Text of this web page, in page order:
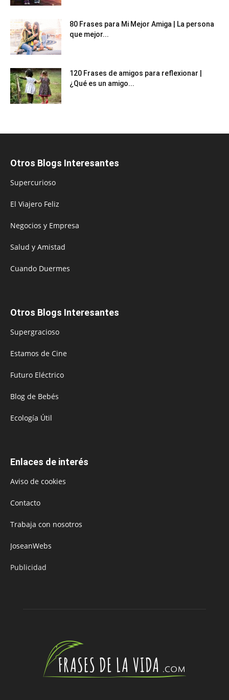
80 Frases para Mi Mejor Amiga | La persona
que mejor...
120 Frases de amigos para reflexionar |
¿Qué es un amigo...
Otros Blogs Interesantes
Supercurioso
El Viajero Feliz
Negocios y Empresa
Salud y Amistad
Cuando Duermes
Otros Blogs Interesantes
Supergracioso
Estamos de Cine
Futuro Eléctrico
Blog de Bebés
Ecología Útil
Enlaces de interés
Aviso de cookies
Contacto
Trabaja con nosotros
JoseanWebs
Publicidad